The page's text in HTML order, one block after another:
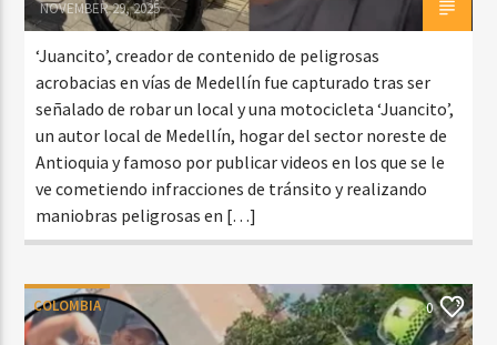
NOVEMBER 29, 2025
‘Juancito’, creador de contenido de peligrosas
acrobacias en vías de Medellín fue capturado tras ser
señalado de robar un local y una motocicleta ‘Juancito’,
un autor local de Medellín, hogar del sector noreste de
Antioquia y famoso por publicar videos en los que se le
ve cometiendo infracciones de tránsito y realizando
maniobras peligrosas en […]
COLOMBIA 0